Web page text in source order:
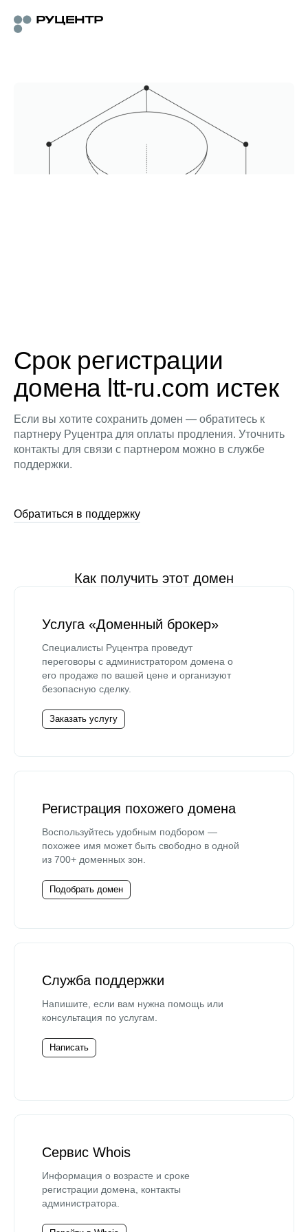
Срок регистрации
домена ltt-ru.com истек
Если вы хотите сохранить домен — обратитесь к
партнеру Руцентра для оплаты продления. Уточнить
контакты для связи с партнером можно в службе
поддержки.
Обратиться в поддержку
Как получить этот домен
Услуга «Доменный брокер»
Специалисты Руцентра проведут
переговоры с администратором домена о
его продаже по вашей цене и организуют
безопасную сделку.
Заказать услугу
Регистрация похожего домена
Воспользуйтесь удобным подбором —
похожее имя может быть свободно в одной
из 700+ доменных зон.
Подобрать домен
Служба поддержки
Напишите, если вам нужна помощь или
консультация по услугам.
Написать
Сервис Whois
Информация о возрасте и сроке
регистрации домена, контакты
администратора.